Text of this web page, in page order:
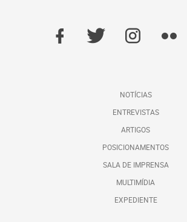
NOTÍCIAS
ENTREVISTAS
ARTIGOS
POSICIONAMENTOS
SALA DE IMPRENSA
MULTIMÍDIA
EXPEDIENTE